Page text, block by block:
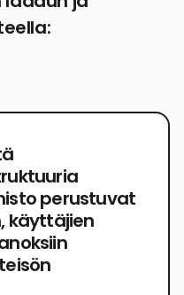
perustuvat
käyttäjien